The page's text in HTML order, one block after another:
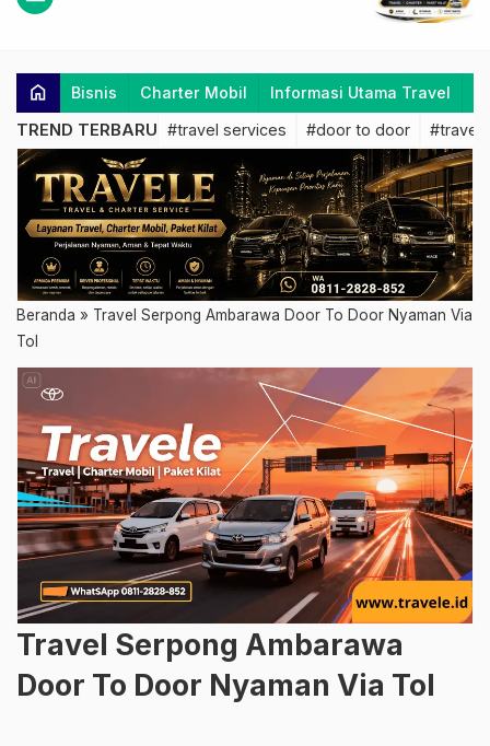
home Bisnis Charter Mobil Informasi Utama Travel
TREND TERBARU #travel services #door to door #travel
Beranda » Travel Serpong Ambarawa Door To Door Nyaman Via
Tol
Travel Serpong Ambarawa
Door To Door Nyaman Via Tol